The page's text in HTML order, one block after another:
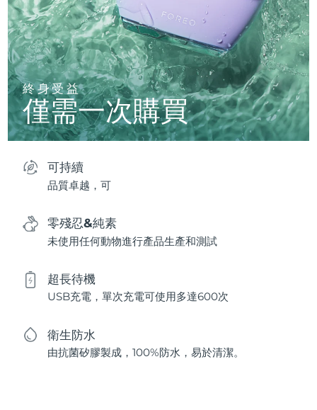
終身受益
僅需一次購買
可持續
品質卓越，可
零殘忍&純素
未使用任何動物進行產品生產和測試
超長待機
USB充電，單次充電可使用多達600次
衛生防水
由抗菌矽膠製成，100%防水，易於清潔。